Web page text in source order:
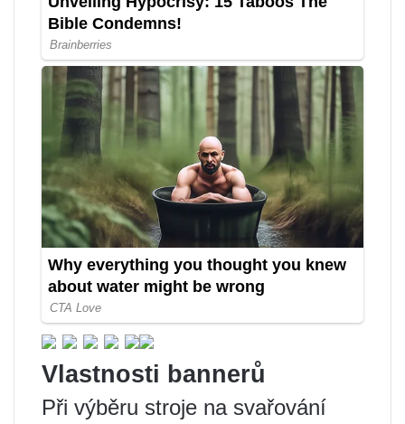
Vlastnosti bannerů
Při výběru stroje na svařování